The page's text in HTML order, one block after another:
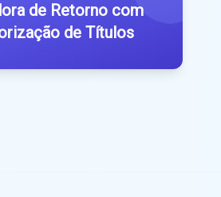
de Retorno com
de Títulos